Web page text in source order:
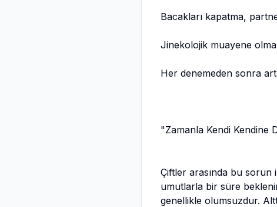
Bacakları kapatma,
Jinekolojik muayene
Her denemeden sonra
"Zamanla Kendi Kendine
Çiftler arasında bu sorun
umutlarla bir süre
genellikle olumsuzdur.